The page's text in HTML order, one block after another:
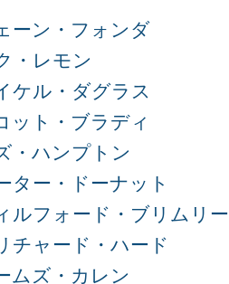
ーン・フォンダ
・レモン
ケル・ダグラス
ット・ブラディ
・ハンプトン
ター・ドーナット
ルフォード・ブリムリー
チャード・ハード
ムズ・カレン